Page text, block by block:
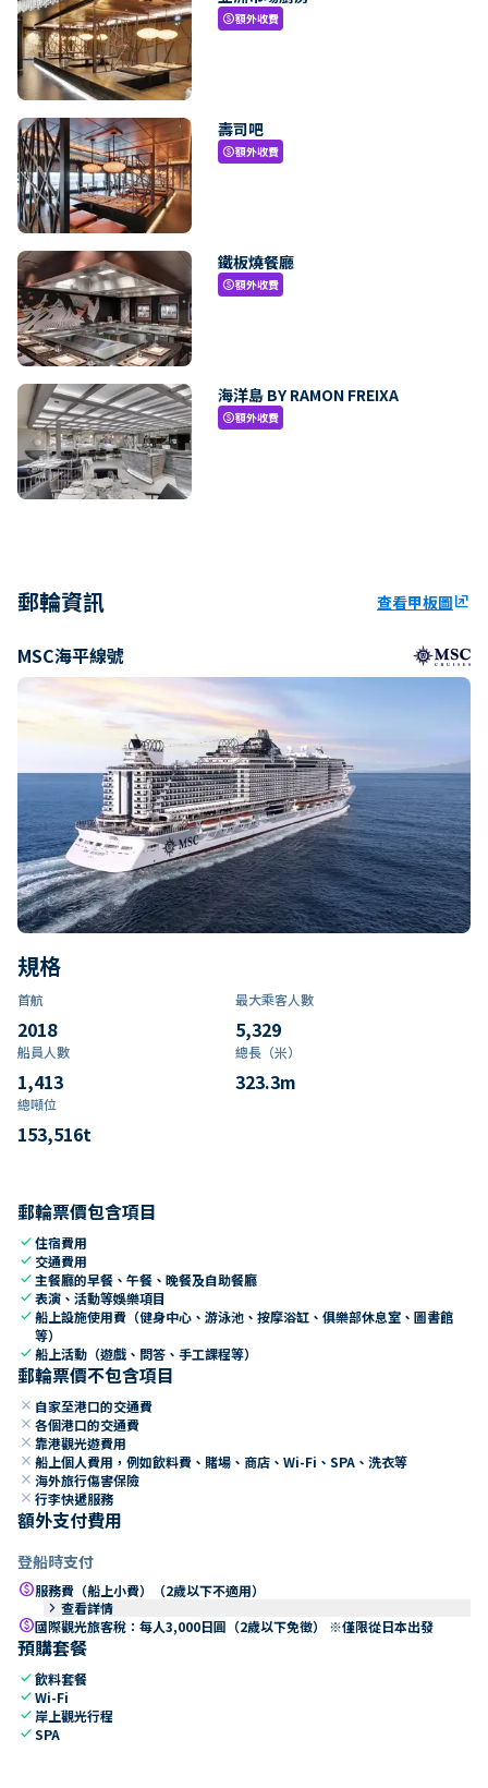
paid額外收費
壽司吧
paid額外收費
鐵板燒餐廳
paid額外收費
海洋島 BY RAMON FREIXA
paid額外收費
郵輪資訊 查看甲板圖ungroup
MSC海平線號
規格
首航
2018
最大乘客人數
5,329
船員人數
1,413
總長（米）
323.3m
總噸位
153,516t
郵輪票價包含項目
check住宿費用
check 交通費用
check 主餐廳的早餐、午餐、晚餐及自助餐廳
check表演、活動等娛樂項目
check船上設施使用費（健身中心、游泳池、按摩浴缸、俱樂部休息室、圖書館
等）
check船上活動（遊戲、問答、手工課程等）
郵輪票價不包含項目
close 自家至港口的交通費
close 各個港口的交通費
close 靠港觀光遊費用
close 船上個人費用，例如飲料費、賭場、商店、Wi-Fi、SPA、洗衣等
close 海外旅行傷害保險
close 行李快遞服務
額外支付費用
登船時支付
paid服務費（船上小費）（2歲以下不適用）
keyboard_arrow_right 查看詳情
paid國際觀光旅客稅：每人3,000日圓（2歲以下免徵） ※僅限從日本出發
預購套餐
check飲料套餐
checkWi-Fi
check 岸上觀光行程
checkSPA